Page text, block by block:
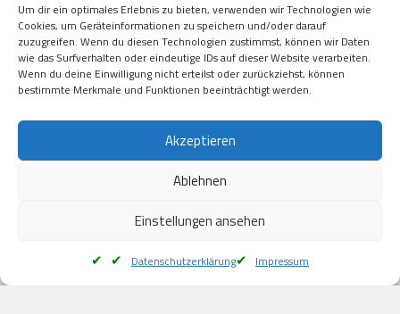
Um dir ein optimales Erlebnis zu bieten, verwenden wir Technologien wie
Cookies, um Geräteinformationen zu speichern und/oder darauf
zuzugreifen. Wenn du diesen Technologien zustimmst, können wir Daten
wie das Surfverhalten oder eindeutige IDs auf dieser Website verarbeiten.
Wenn du deine Einwilligung nicht erteilst oder zurückziehst, können
bestimmte Merkmale und Funktionen beeinträchtigt werden.
Akzeptieren
Ablehnen
Einstellungen ansehen
Datenschutzerklärung Impressum
Kauf auf Rechung
Klarna
American Express